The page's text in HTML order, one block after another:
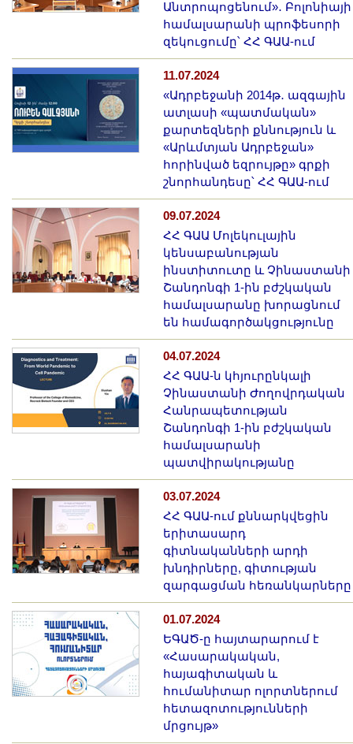
Անտրոպոցենում»․ Բոլոնիայի
համալսարանի պրոֆեսորի
զեկուցումը՝ ՀՀ ԳԱԱ-ում
11.07.2024
«Ադրբեջանի 2014թ․ ազգային
ատլասի «պատմական»
քարտեզների քննություն և
«Արևմտյան Ադրբեջան»
հորինված եզրույթը» գրքի
շնորհանդեսը՝ ՀՀ ԳԱԱ-ում
09.07.2024
ՀՀ ԳԱԱ Մոլեկուլային
կենսաբանության
ինստիտուտը և Չինաստանի
Շանդոնգի 1-ին բժշկական
համալսարանը խորացնում
են համագործակցությունը
04.07.2024
ՀՀ ԳԱԱ-ն կհյուրընկալի
Չինաստանի Ժողովրդական
Հանրապետության
Շանդոնգի 1-ին բժշկական
համալսարանի
պատվիրակությանը
03.07.2024
ՀՀ ԳԱԱ-ում քննարկվեցին
երիտասարդ
գիտնականների արդի
խնդիրները, գիտության
զարգացման հեռանկարները
01.07.2024
ԵԳԱԾ-ը հայտարարում է
«Հասարակական,
հայագիտական և
հումանիտար ոլորտներում
հետազոտությունների
մրցույթ»